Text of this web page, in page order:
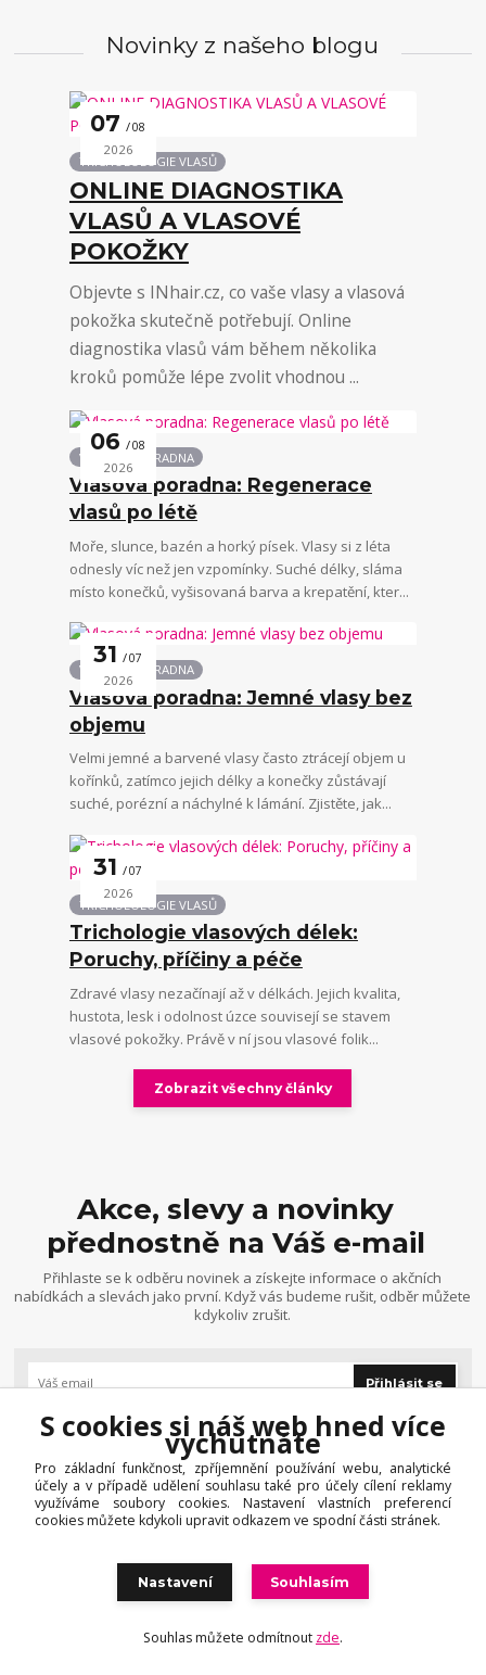
Novinky z našeho blogu
07 08
2026
TRICHOLOLOGIE VLASŮ
ONLINE DIAGNOSTIKA
VLASŮ A VLASOVÉ
POKOŽKY
Objevte s INhair.cz, co vaše vlasy a vlasová
pokožka skutečně potřebují. Online
diagnostika vlasů vám během několika
kroků pomůže lépe zvolit vhodnou ...
06 08
2026
VLASOVÁ PORADNA
Vlasová poradna: Regenerace
vlasů po létě
Moře, slunce, bazén a horký písek. Vlasy si z léta
odnesly víc než jen vzpomínky. Suché délky, sláma
místo konečků, vyšisovaná barva a krepatění, kter...
31 07
2026
VLASOVÁ PORADNA
Vlasová poradna: Jemné vlasy bez
objemu
Velmi jemné a barvené vlasy často ztrácejí objem u
kořínků, zatímco jejich délky a konečky zůstávají
suché, porézní a náchylné k lámání. Zjistěte, jak...
31 07
2026
TRICHOLOLOGIE VLASŮ
Trichologie vlasových délek:
Poruchy, příčiny a péče
Zdravé vlasy nezačínají až v délkách. Jejich kvalita,
hustota, lesk i odolnost úzce souvisejí se stavem
vlasové pokožky. Právě v ní jsou vlasové folik...
Zobrazit všechny články
Akce, slevy a novinky
přednostně na Váš e-mail
Přihlaste se k odběru novinek a získejte informace o akčních
nabídkách a slevách jako první. Když vás budeme rušit, odběr můžete
kdykoliv zrušit.
Přihlásit se
Souhlasím se zpracováním osobních údajůza účelem rozesílky
newsletteru.
profesionálních produktůvlasové kosmetikya doplňků. Jsme
autorizovaný prodejce kosmetiky na vlasy značekSalerm, Lendan,
PerfectHair, JJ, JP Jana Paulová Divine, HT by Dr. Rajská,
S cookies si náš web hned více
vychutnáte
Pro základní funkčnost, zpříjemnění používání webu, analytické
účely a v případě udělení souhlasu také pro účely cílení reklamy
využíváme soubory cookies. Nastavení vlastních preferencí
cookies můžete kdykoli upravit odkazem ve spodní části stránek.
Nastavení Souhlasím
Souhlas můžete odmítnout zde.